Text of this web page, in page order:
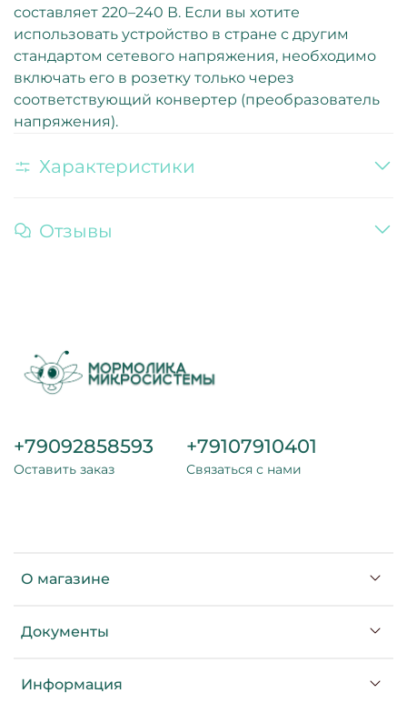
составляет 220–240 В. Если вы хотите
использовать устройство в стране с другим
стандартом сетевого напряжения, необходимо
включать его в розетку только через
соответствующий конвертер (преобразователь
напряжения).
Характеристики
Отзывы
О магазине
Документы
Информация
+79092858593
Оставить заказ
+79107910401
Связаться с нами